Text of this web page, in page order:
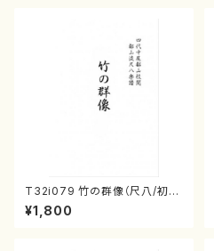
T32i079 竹の群像（尺八/初代
山本邦山/尺八/都山式譜）都山
流公刊楽譜曲番:528
¥1,800